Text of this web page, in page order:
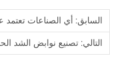
السابق: أي الصناعات تعتمد على
التالي: تصنيع نوابض الشد الحلزونية